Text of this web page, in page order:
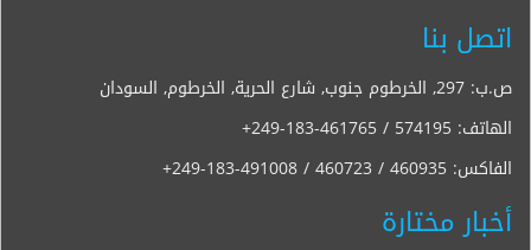
اتصل بنا
ص.ب: 297, الخرطوم جنوب, شارع الحرية, الخرطوم, السودان
الهاتف: +249-183-461765 / 574195
الفاكس: +249-183-491008 / 460723 / 460935
أخبار مختارة